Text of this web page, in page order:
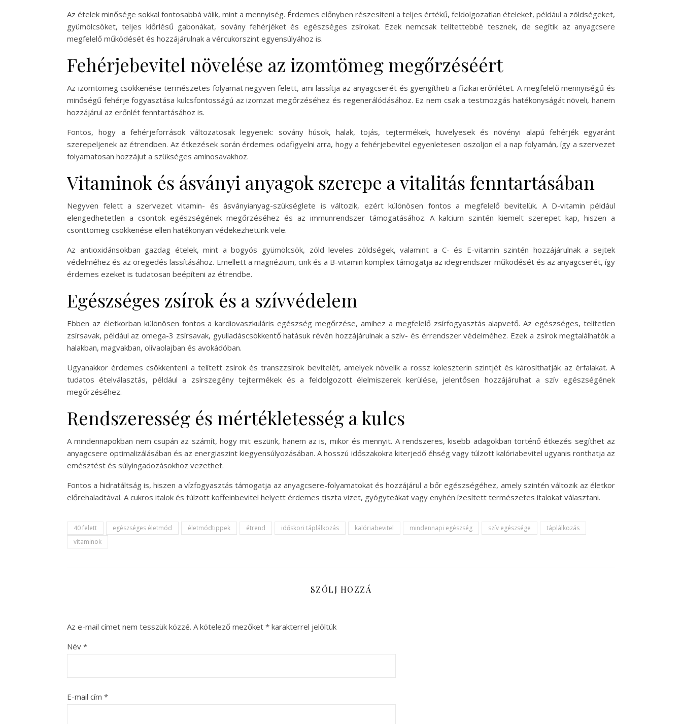
Az ételek minősége sokkal fontosabbá válik, mint a mennyiség. Érdemes előnyben részesíteni a teljes értékű, feldolgozatlan ételeket, például a zöldségeket,
gyümölcsöket, teljes kiőrlésű gabonákat, sovány fehérjéket és egészséges zsírokat. Ezek nemcsak telítettebbé tesznek, de segítik az anyagcsere
megfelelő működését és hozzájárulnak a vércukorszint egyensúlyához is.
Fehérjebevitel növelése az izomtömeg megőrzéséért
Az izomtömeg csökkenése természetes folyamat negyven felett, ami lassítja az anyagcserét és gyengítheti a fizikai erőnlétet. A megfelelő mennyiségű és
minőségű fehérje fogyasztása kulcsfontosságú az izomzat megőrzéséhez és regenerálódásához. Ez nem csak a testmozgás hatékonyságát növeli, hanem
hozzájárul az erőnlét fenntartásához is.
Fontos, hogy a fehérjeforrások változatosak legyenek: sovány húsok, halak, tojás, tejtermékek, hüvelyesek és növényi alapú fehérjék egyaránt
szerepeljenek az étrendben. Az étkezések során érdemes odafigyelni arra, hogy a fehérjebevitel egyenletesen oszoljon el a nap folyamán, így a szervezet
folyamatosan hozzájut a szükséges aminosavakhoz.
Vitaminok és ásványi anyagok szerepe a vitalitás fenntartásában
Negyven felett a szervezet vitamin- és ásványianyag-szükséglete is változik, ezért különösen fontos a megfelelő bevitelük. A D-vitamin például
elengedhetetlen a csontok egészségének megőrzéséhez és az immunrendszer támogatásához. A kalcium szintén kiemelt szerepet kap, hiszen a
csonttömeg csökkenése ellen hatékonyan védekezhetünk vele.
Az antioxidánsokban gazdag ételek, mint a bogyós gyümölcsök, zöld leveles zöldségek, valamint a C- és E-vitamin szintén hozzájárulnak a sejtek
védelméhez és az öregedés lassításához. Emellett a magnézium, cink és a B-vitamin komplex támogatja az idegrendszer működését és az anyagcserét, így
érdemes ezeket is tudatosan beépíteni az étrendbe.
Egészséges zsírok és a szívvédelem
Ebben az életkorban különösen fontos a kardiovaszkuláris egészség megőrzése, amihez a megfelelő zsírfogyasztás alapvető. Az egészséges, telítetlen
zsírsavak, például az omega-3 zsírsavak, gyulladáscsökkentő hatásuk révén hozzájárulnak a szív- és érrendszer védelméhez. Ezek a zsírok megtalálhatók a
halakban, magvakban, olívaolajban és avokádóban.
Ugyanakkor érdemes csökkenteni a telített zsírok és transzzsírok bevitelét, amelyek növelik a rossz koleszterin szintjét és károsíthatják az érfalakat. A
tudatos ételválasztás, például a zsírszegény tejtermékek és a feldolgozott élelmiszerek kerülése, jelentősen hozzájárulhat a szív egészségének
megőrzéséhez.
Rendszeresség és mértékletesség a kulcs
A mindennapokban nem csupán az számít, hogy mit eszünk, hanem az is, mikor és mennyit. A rendszeres, kisebb adagokban történő étkezés segíthet az
anyagcsere optimalizálásában és az energiaszint kiegyensúlyozásában. A hosszú időszakokra kiterjedő éhség vagy túlzott kalóriabevitel ugyanis ronthatja az
emésztést és súlyingadozásokhoz vezethet.
Fontos a hidratáltság is, hiszen a vízfogyasztás támogatja az anyagcsere-folyamatokat és hozzájárul a bőr egészségéhez, amely szintén változik az életkor
előrehaladtával. A cukros italok és túlzott koffeinbevitel helyett érdemes tiszta vizet, gyógyteákat vagy enyhén ízesített természetes italokat választani.
40 felett egészséges életmód életmódtippek étrend időskori táplálkozás kalóriabevitel mindennapi egészség szív egészsége
táplálkozás
vitaminok
SZÓLJ HOZZÁ
Az e-mail címet nem tesszük közzé. A kötelező mezőket * karakterrel jelöltük
Név *
E-mail cím *